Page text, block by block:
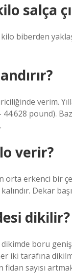
salça
biberden
verim.
pound).
verir?
erkenci bir
Dekar
dikilir?
boru
iki tarafına
sayısı